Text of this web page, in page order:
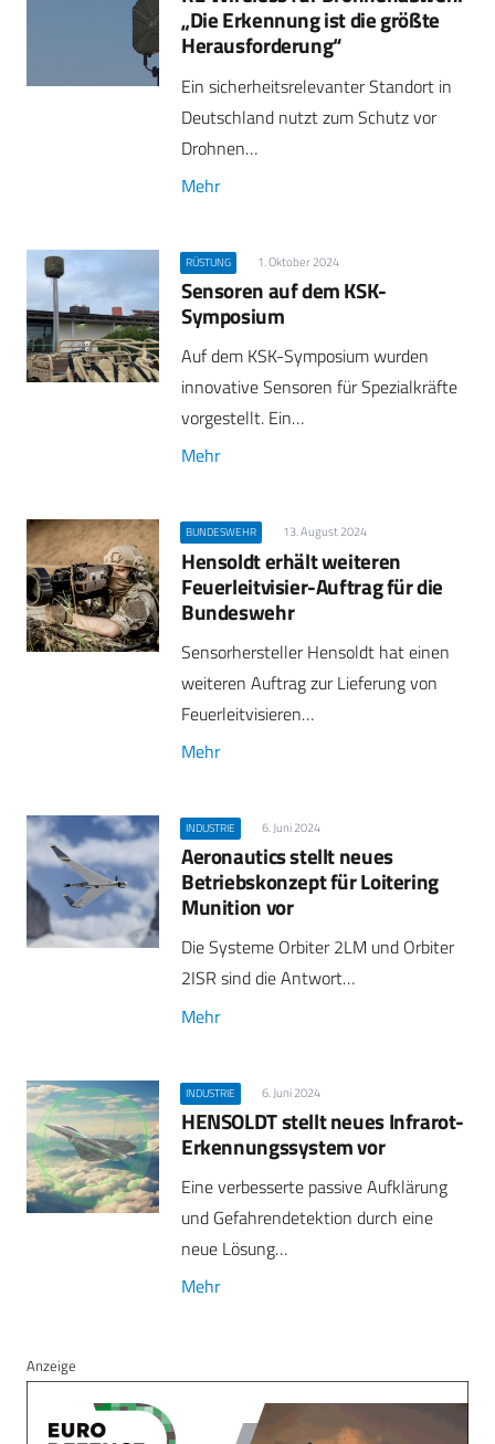
„Die Erkennung ist die größte
Herausforderung“
Ein sicherheitsrelevanter Standort in
Deutschland nutzt zum Schutz vor
Drohnen…
Mehr
RÜSTUNG 1. Oktober 2024
Sensoren auf dem KSK-
Symposium
Auf dem KSK-Symposium wurden
innovative Sensoren für Spezialkräfte
vorgestellt. Ein…
Mehr
BUNDESWEHR 13. August 2024
Hensoldt erhält weiteren
Feuerleitvisier-Auftrag für die
Bundeswehr
Sensorhersteller Hensoldt hat einen
weiteren Auftrag zur Lieferung von
Feuerleitvisieren…
Mehr
INDUSTRIE 6. Juni 2024
Aeronautics stellt neues
Betriebskonzept für Loitering
Munition vor
Die Systeme Orbiter 2LM und Orbiter
2ISR sind die Antwort…
Mehr
INDUSTRIE 6. Juni 2024
HENSOLDT stellt neues Infrarot-
Erkennungssystem vor
Eine verbesserte passive Aufklärung
und Gefahrendetektion durch eine
neue Lösung…
Mehr
Anzeige